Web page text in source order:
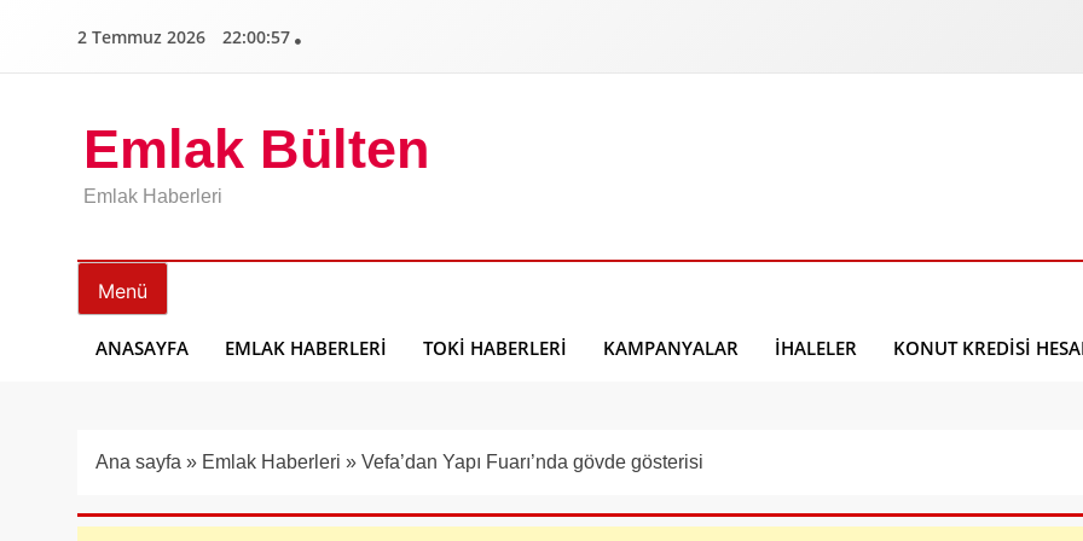
2 Temmuz 2026 22:00:58
Emlak Bülten
Emlak Haberleri
Menü
ANASAYFA EMLAK HABERLERI TOKI HABERLERI KAMPANYALAR İHALELER KONUT KREDISI
Ana sayfa » Emlak Haberleri » Vefa’dan Yapı Fuarı’nda gövde gösterisi